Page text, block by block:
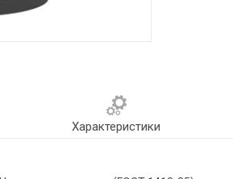
Характеристики